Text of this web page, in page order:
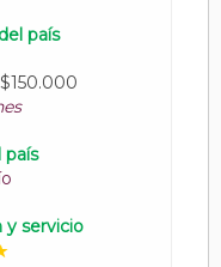
país
país
y servicio